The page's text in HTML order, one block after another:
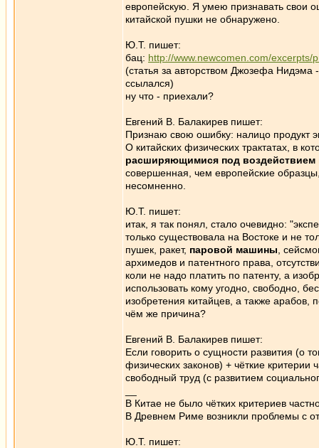
европейскую. Я умею признавать свои
китайской пушки не обнаружено.
Ю.Т. пишет:
бац: http://www.newcomen.com/excerpts/
(статья за авторством Джозефа Нидэма
ссылался)
ну что - приехали?
Евгений В. Балакирев пишет:
Признаю свою ошибку: налицо продукт
О китайских физических трактатах, в
расширяющимися под воздействием
совершенная, чем европейские
несомненно.
Ю.Т. пишет:
итак, я так понял, стало очевидно:
только существовала на Востоке и не
пушек, ракет, паровой машины ,
архимедов и патентного права,
коли не надо платить по патенту, а
использовать кому угодно, свободно,
изобретения китайцев, а также арабов,
чём же причина?
Евгений В. Балакирев пишет:
Если говорить о сущности развития (о
физических законов) + чёткие критерии
свободный труд (с развитием
В Китае не было чётких критериев
В Древнем Риме возникли проблемы с
Ю.Т. пишет: